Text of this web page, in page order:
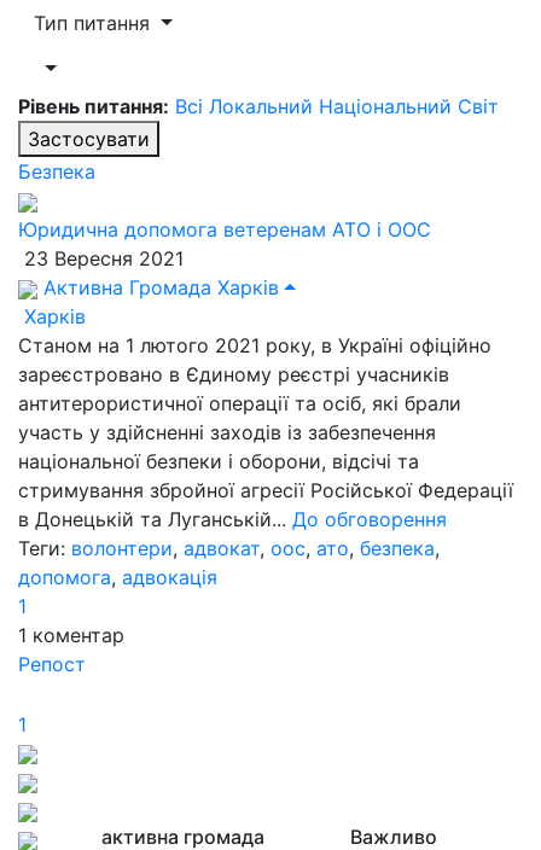
Тип питання
Рівень питання: Всі Локальний Національний Світ
Застосувати
Безпека
Юридична допомога ветеренам АТО і ООС
23 Вересня 2021
Активна Громада Харків
Харків
Станом на 1 лютого 2021 року, в Україні офіційно
зареєстровано в Єдиному реєстрі учасників
антитерористичної операції та осіб, які брали
участь у здійсненні заходів із забезпечення
національної безпеки і оборони, відсічі та
стримування збройної агресії Російської Федерації
в Донецькій та Луганській... До обговорення
Теги: волонтери, адвокат, оос, ато, безпека,
допомога, адвокація
1
1 коментар
Репост
1
активна громада
Важливо